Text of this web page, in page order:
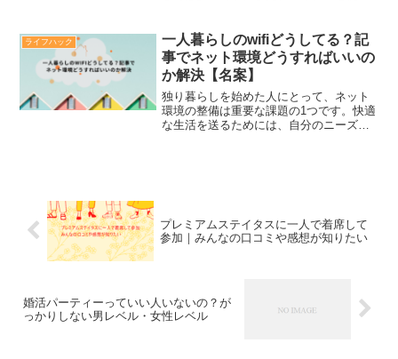
クラを使ったオンラインスクールではプ
ログラミングの基礎を学ぶ...
ライフハック
一人暮らしのwifiどうしてる？記
事でネット環境どうすればいいの
か解決【名案】
独り暮らしを始めた人にとって、ネット
環境の整備は重要な課題の1つです。快適
な生活を送るためには、自分のニーズに
プレミアムステイタスに一人で着席して
参加｜みんなの口コミや感想が知りたい
婚活パーティーっていい人いないの？が
っかりしない男レベル・女性レベル